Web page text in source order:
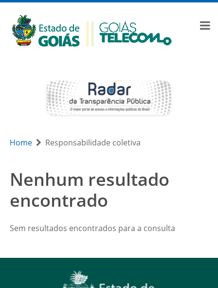
Home Responsabilidade coletiva
Nenhum resultado
encontrado
Sem resultados encontrados para a consulta